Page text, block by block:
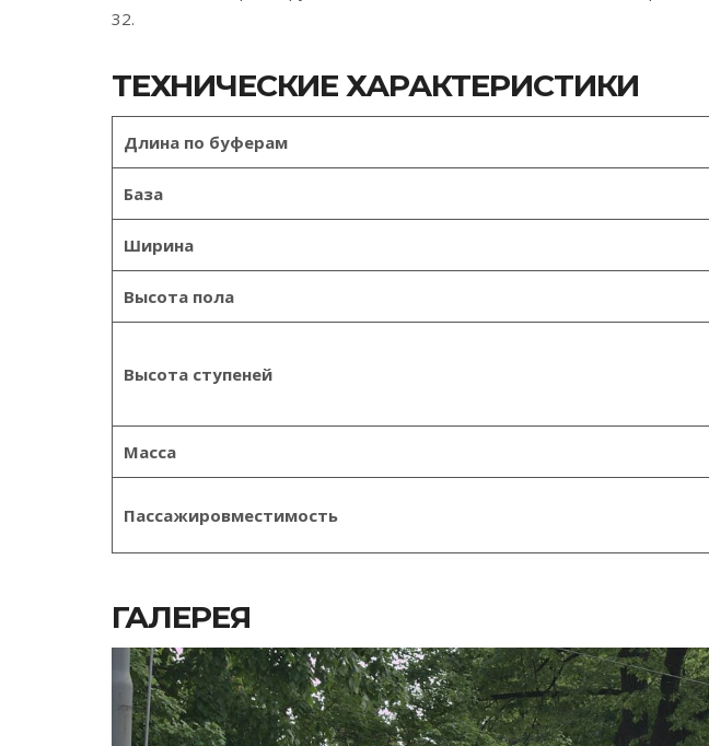
32.
ТЕХНИЧЕСКИЕ ХАРАКТЕРИСТИКИ
Длина по буферам
База
Ширина
Высота пола
Высота ступеней
Масса
Пассажировместимость
ГАЛЕРЕЯ